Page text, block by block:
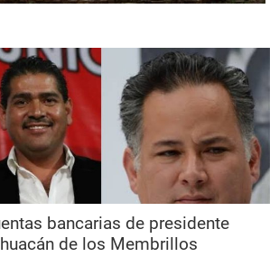
bancarias de presidente
de los Membrillos